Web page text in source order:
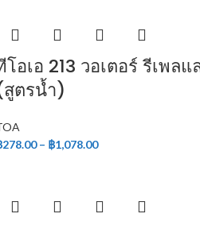
โอเอ 213 วอเตอร์ รีเพล
ตรน้ำ)
278.00 – ฿1,078.00